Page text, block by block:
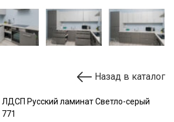
Назад в каталог
ЛДСП Русский ламинат Светло-серый
771